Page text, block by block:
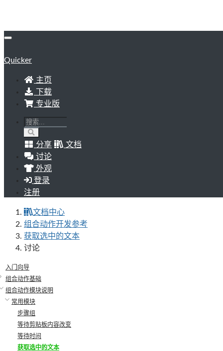
Quicker
主页
下载
专业版
分享
文档
讨论
外观
登录
注册
文档中心
组合动作开发参考
获取选中的文本
讨论
入门向导
组合动作基础
组合动作模块说明
常用模块
步骤组
等待剪贴板内容改变
等待时间
获取选中的文本